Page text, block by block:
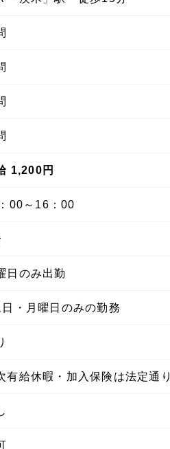
1,200円
00～16：00
日のみ出勤
・月曜日のみの勤務
有給休暇・加入保険は法定通り